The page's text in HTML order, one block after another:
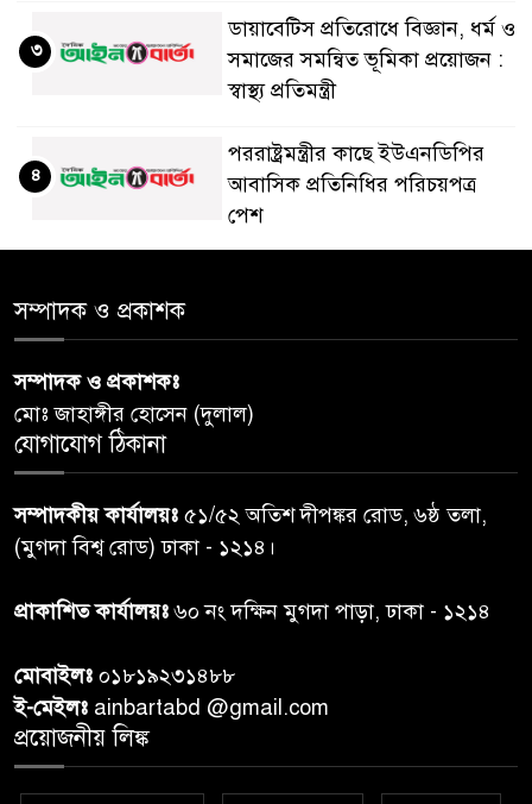
ডায়াবেটিস প্রতিরোধে বিজ্ঞান, ধর্ম ও
সমাজের সমন্বিত ভূমিকা প্রয়োজন :
স্বাস্থ্য প্রতিমন্ত্রী
৩
পররাষ্ট্রমন্ত্রীর কা‌ছে ইউএনডিপির
আবাসিক প্রতিনিধির পরিচয়পত্র
পেশ
৪
৫
ঝড়বৃষ্টির পূর্বাভাস
৬
অনুশ্রীর, মিলল হারমোনিয়াম
উপহার
৭
২০ আগস্ট রাষ্ট্রপতি নির্বাচন,
বান্দরবান বিজিবি সেক্টর সদর দপ্তর
৯
সম্পাদক ও প্রকাশক
সম্পাদক ও প্রকাশকঃ
মোঃ জাহাঙ্গীর হোসেন (দুলাল)
যোগাযোগ ঠিকানা
সম্পাদকীয় কার্যালয়ঃ ৫১/৫২ অতিশ দীপঙ্কর রোড, ৬ষ্ঠ তলা,
(মুগদা বিশ্ব রোড) ঢাকা - ১২১৪।
প্রাকাশিত কার্যালয়ঃ৬০ নং দক্ষিন মুগদা পাড়া, ঢাকা - ১২১৪
মোবাইলঃ ০১৮১৯২৩১৪৮৮
ই-মেইলঃ ainbartabd @gmail.com
প্রয়োজনীয় লিঙ্ক